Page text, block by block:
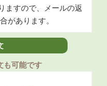
ますので、メールの返
があります。
も可能です